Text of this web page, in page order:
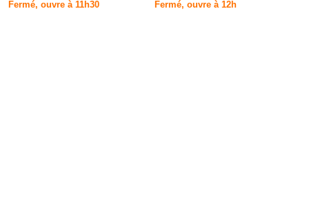
Fermé, ouvre à 11h30
Fermé, ouvre à 12h